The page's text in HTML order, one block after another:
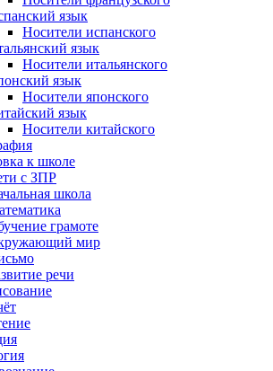
язык
Носители испанского
язык
Носители итальянского
язык
Носители японского
язык
Носители китайского
к школе
с ЗПР
школа
грамоте
мир
речи